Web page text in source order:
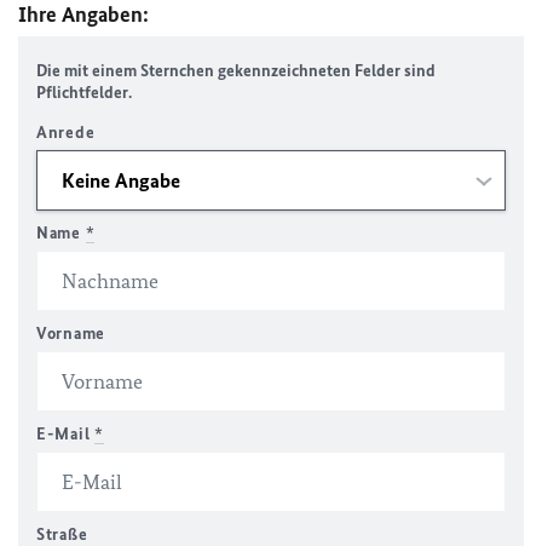
Ihre Angaben:
Die mit einem Sternchen gekennzeichneten Felder sind
Pflichtfelder.
Anrede
Name *
Vorname
E-Mail *
Straße